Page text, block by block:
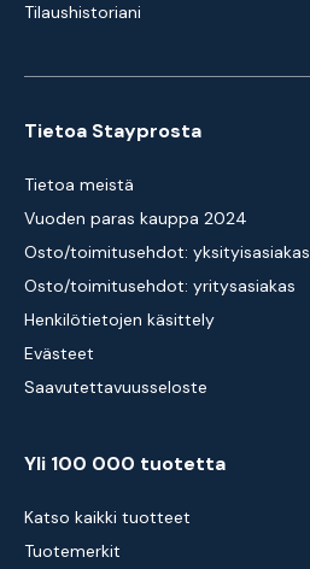
Tilaushistoriani
Tietoa Stayprosta
Tietoa meistä
Vuoden paras kauppa 2024
Osto/toimitusehdot: yksityisasiakas
Osto/toimitusehdot: yritysasiakas
Henkilötietojen käsittely
Evästeet
Saavutettavuusseloste
Yli 100 000 tuotetta
Katso kaikki tuotteet
Tuotemerkit